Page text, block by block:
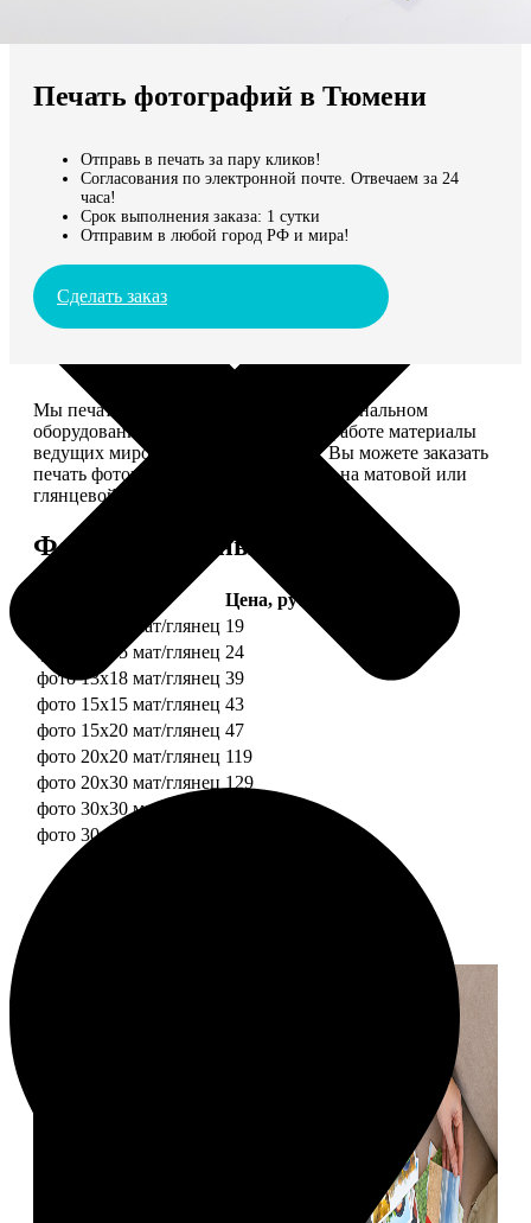
Мы доставляем по всему миру
Продолжить без города
Печать фотографий в Тюмени
Отправь в печать за пару кликов!
Согласования по электронной почте. Отвечаем за 24
часа!
Срок выполнения заказа: 1 сутки
Отправим в любой город РФ и мира!
Сделать заказ
Мы печатаем фотографии на профессиональном
оборудовании Noritsu, используем в работе материалы
ведущих мировых производителей. Вы можете заказать
печать фотографий разных форматов на матовой или
глянцевой фотобумаге.
Форматы и цены
Цена, руб.
фото 10х10 мат/глянец 19
фото 10х15 мат/глянец 24
фото 13х18 мат/глянец 39
фото 15х15 мат/глянец 43
фото 15х20 мат/глянец 47
фото 20х20 мат/глянец 119
фото 20х30 мат/глянец 129
фото 30х30 мат/глянец
фото 30х40 мат/глянец